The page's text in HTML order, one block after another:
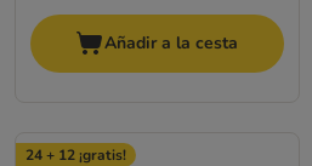
Añadir a la cesta
24 + 12 ¡gratis!